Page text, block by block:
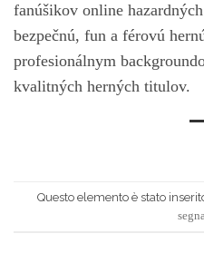
fanúšikov online
bezpečnú, fun a férovú
profesionálnym
kvalitných herných titulov.
Questo elemento è stato